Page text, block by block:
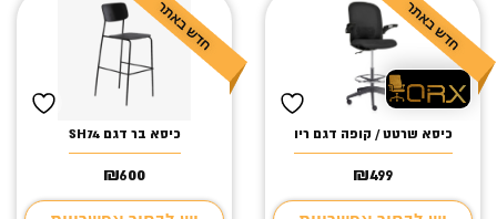
כיסא שרטט / קופה דגם ריו
₪499
כיסא בר דגם SH74
₪600